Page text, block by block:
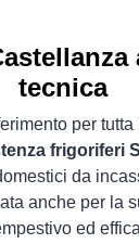
tecnica
per
frigoriferi
da
anche per la
ed